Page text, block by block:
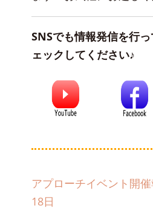
SNSでも情報発信を行
ェックしてください♪
アプローチイベント開
18日